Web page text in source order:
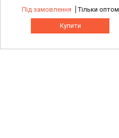
Під замовлення Тільки оптом
Купити